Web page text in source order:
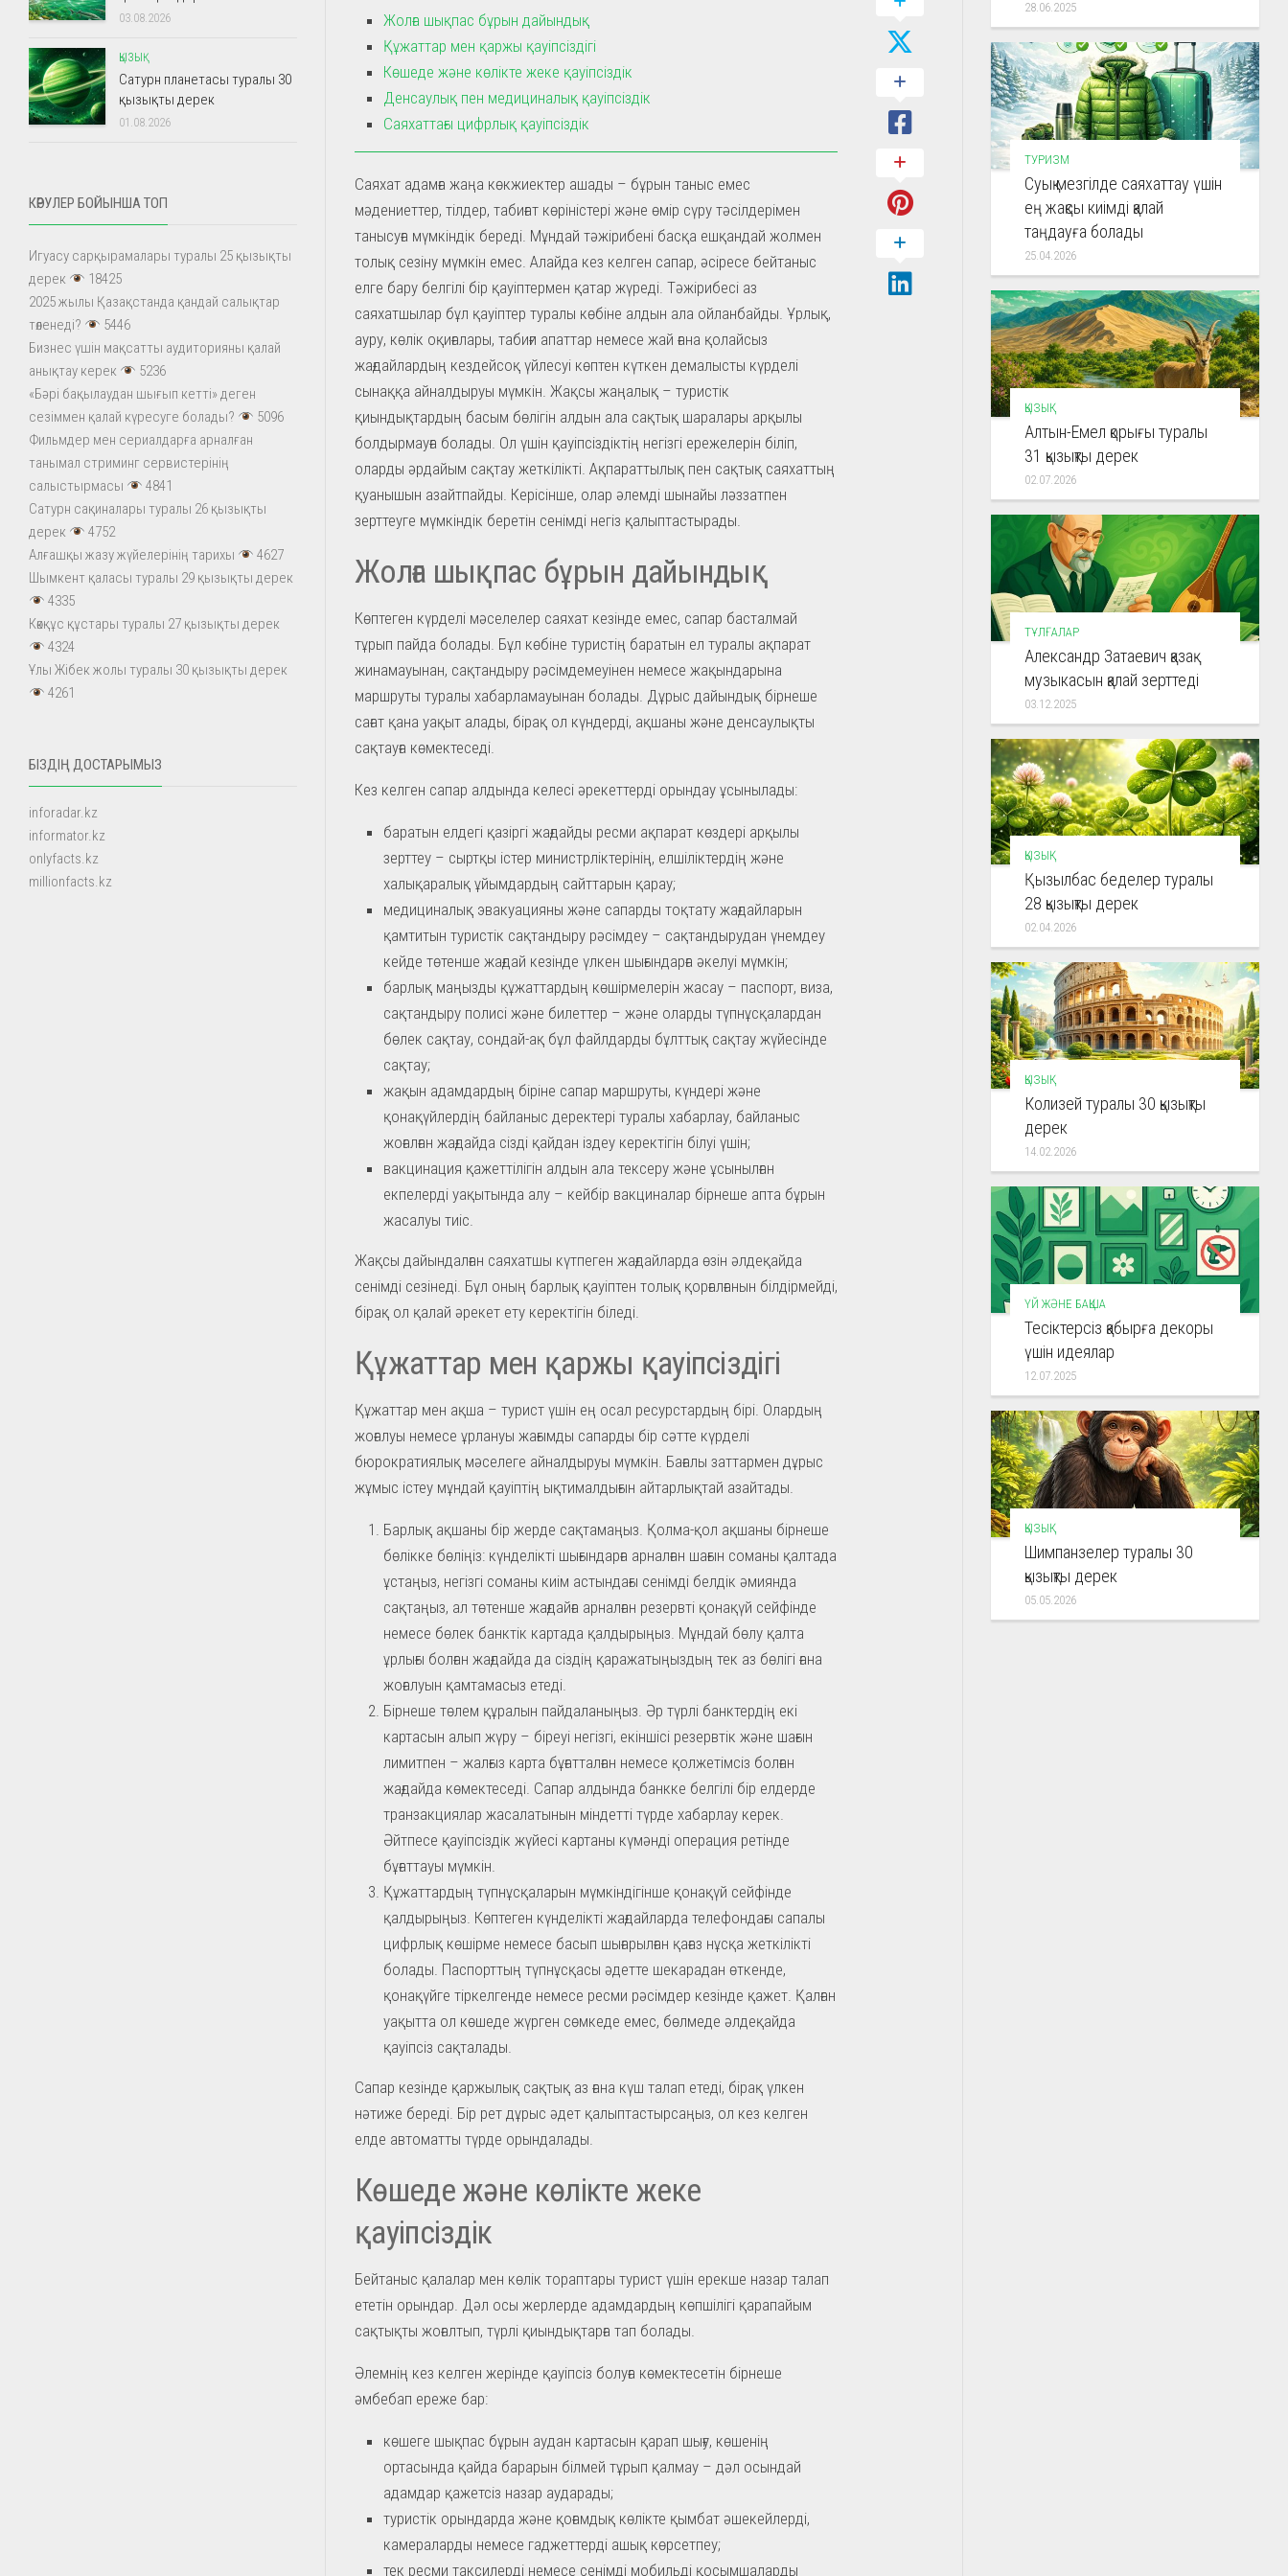
Жолға шықпас бұрын дайындық
Құжаттар мен қаржы қауіпсіздігі
Көшеде және көлікте жеке қауіпсіздік
Денсаулық пен медициналық қауіпсіздік
Саяхаттағы цифрлық қауіпсіздік
Саяхат адамға жаңа көкжиектер ашады – бұрын таныс емес
мәдениеттер, тілдер, табиғат көріністері және өмір сүру тәсілдерімен
танысуға мүмкіндік береді. Мұндай тәжірибені басқа ешқандай жолмен
толық сезіну мүмкін емес. Алайда кез келген сапар, әсіресе бейтаныс
елге бару белгілі бір қауіптермен қатар жүреді. Тәжірибесі аз
саяхатшылар бұл қауіптер туралы көбіне алдын ала ойланбайды. Ұрлық,
ауру, көлік оқиғалары, табиғи апаттар немесе жай ғана қолайсыз
жағдайлардың кездейсоқ үйлесуі көптен күткен демалысты күрделі
сынаққа айналдыруы мүмкін. Жақсы жаңалық – туристік
қиындықтардың басым бөлігін алдын ала сақтық шаралары арқылы
болдырмауға болады. Ол үшін қауіпсіздіктің негізгі ережелерін біліп,
оларды әрдайым сақтау жеткілікті. Ақпараттылық пен сақтық саяхаттың
қуанышын азайтпайды. Керісінше, олар әлемді шынайы ләззатпен
зерттеуге мүмкіндік беретін сенімді негіз қалыптастырады.
Жолға шықпас бұрын дайындық
Көптеген күрделі мәселелер саяхат кезінде емес, сапар басталмай
тұрып пайда болады. Бұл көбіне туристің баратын ел туралы ақпарат
жинамауынан, сақтандыру рәсімдемеуінен немесе жақындарына
маршруты туралы хабарламауынан болады. Дұрыс дайындық бірнеше
сағат қана уақыт алады, бірақ ол күндерді, ақшаны және денсаулықты
сақтауға көмектеседі.
Кез келген сапар алдында келесі әрекеттерді орындау ұсынылады:
баратын елдегі қазіргі жағдайды ресми ақпарат көздері арқылы
зерттеу – сыртқы істер министрліктерінің, елшіліктердің және
халықаралық ұйымдардың сайттарын қарау;
медициналық эвакуацияны және сапарды тоқтату жағдайларын
қамтитын туристік сақтандыру рәсімдеу – сақтандырудан үнемдеу
кейде төтенше жағдай кезінде үлкен шығындарға әкелуі мүмкін;
барлық маңызды құжаттардың көшірмелерін жасау – паспорт, виза,
сақтандыру полисі және билеттер – және оларды түпнұсқалардан
бөлек сақтау, сондай-ақ бұл файлдарды бұлттық сақтау жүйесінде
сақтау;
жақын адамдардың біріне сапар маршруты, күндері және
қонақүйлердің байланыс деректері туралы хабарлау, байланыс
жоғалған жағдайда сізді қайдан іздеу керектігін білуі үшін;
вакцинация қажеттілігін алдын ала тексеру және ұсынылған
екпелерді уақытында алу – кейбір вакциналар бірнеше апта бұрын
жасалуы тиіс.
Жақсы дайындалған саяхатшы күтпеген жағдайларда өзін әлдеқайда
сенімді сезінеді. Бұл оның барлық қауіптен толық қорғалғанын білдірмейді,
бірақ ол қалай әрекет ету керектігін біледі.
Құжаттар мен қаржы қауіпсіздігі
Құжаттар мен ақша – турист үшін ең осал ресурстардың бірі. Олардың
жоғалуы немесе ұрлануы жағымды сапарды бір сәтте күрделі
бюрократиялық мәселеге айналдыруы мүмкін. Бағалы заттармен дұрыс
жұмыс істеу мұндай қауіптің ықтималдығын айтарлықтай азайтады.
Барлық ақшаны бір жерде сақтамаңыз. Қолма-қол ақшаны бірнеше
бөлікке бөліңіз: күнделікті шығындарға арналған шағын соманы қалтада
ұстаңыз, негізгі соманы киім астындағы сенімді белдік әмиянда
сақтаңыз, ал төтенше жағдайға арналған резервті қонақүй сейфінде
немесе бөлек банктік картада қалдырыңыз. Мұндай бөлу қалта
ұрлығы болған жағдайда да сіздің қаражатыңыздың тек аз бөлігі ғана
жоғалуын қамтамасыз етеді.
Бірнеше төлем құралын пайдаланыңыз. Әр түрлі банктердің екі
картасын алып жүру – біреуі негізгі, екіншісі резервтік және шағын
лимитпен – жалғыз карта бұғатталған немесе қолжетімсіз болған
жағдайда көмектеседі. Сапар алдында банкке белгілі бір елдерде
транзакциялар жасалатынын міндетті түрде хабарлау керек.
Әйтпесе қауіпсіздік жүйесі картаны күмәнді операция ретінде
бұғаттауы мүмкін.
Құжаттардың түпнұсқаларын мүмкіндігінше қонақүй сейфінде
қалдырыңыз. Көптеген күнделікті жағдайларда телефондағы сапалы
цифрлық көшірме немесе басып шығарылған қағаз нұсқа жеткілікті
болады. Паспорттың түпнұсқасы әдетте шекарадан өткенде,
қонақүйге тіркелгенде немесе ресми рәсімдер кезінде қажет. Қалған
уақытта ол көшеде жүрген сөмкеде емес, бөлмеде әлдеқайда
қауіпсіз сақталады.
Сапар кезінде қаржылық сақтық аз ғана күш талап етеді, бірақ үлкен
нәтиже береді. Бір рет дұрыс әдет қалыптастырсаңыз, ол кез келген
елде автоматты түрде орындалады.
Көшеде және көлікте жеке
қауіпсіздік
Бейтаныс қалалар мен көлік тораптары турист үшін ерекше назар талап
ететін орындар. Дәл осы жерлерде адамдардың көпшілігі қарапайым
сақтықты жоғалтып, түрлі қиындықтарға тап болады.
Әлемнің кез келген жерінде қауіпсіз болуға көмектесетін бірнеше
әмбебап ереже бар:
көшеге шықпас бұрын аудан картасын қарап шығу, көшенің
ортасында қайда барарын білмей тұрып қалмау – дәл осындай
адамдар қажетсіз назар аударады;
туристік орындарда және қоғамдық көлікте қымбат әшекейлерді,
камераларды немесе гаджеттерді ашық көрсетпеу;
тек ресми таксилерді немесе сенімді мобильді қосымшаларды
03.08.2026
ҚЫЗЫҚ
Сатурн планетасы туралы 30
қызықты дерек
01.08.2026
КӨРУЛЕР БОЙЫНША ТОП
Игуасу сарқырамалары туралы 25 қызықты
дерек
18425
2025 жылы Қазақстанда қандай салықтар
төленеді?
5446
Бизнес үшін мақсатты аудиторияны қалай
анықтау керек
5236
«Бәрі бақылаудан шығып кетті» деген
сезіммен қалай күресуге болады?
5096
Фильмдер мен сериалдарға арналған
танымал стриминг сервистерінің
салыстырмасы
4841
Сатурн сақиналары туралы 26 қызықты
дерек
4752
Алғашқы жазу жүйелерінің тарихы
4627
Шымкент қаласы туралы 29 қызықты дерек
4335
Көкқұс құстары туралы 27 қызықты дерек
4324
Ұлы Жібек жолы туралы 30 қызықты дерек
4261
БІЗДІҢ ДОСТАРЫМЫЗ
inforadar.kz
informator.kz
onlyfacts.kz
millionfacts.kz
28.06.2025
ТУРИЗМ
Суық мезгілде саяхаттау үшін
ең жақсы киімді қалай
таңдауға болады
25.04.2026
ҚЫЗЫҚ
Алтын-Емел қорығы туралы
31 қызықты дерек
02.07.2026
ТҰЛҒАЛАР
Александр Затаевич қазақ
музыкасын қалай зерттеді
03.12.2025
ҚЫЗЫҚ
Қызылбас беделер туралы
28 қызықты дерек
02.04.2026
ҚЫЗЫҚ
Колизей туралы 30 қызықты
дерек
14.02.2026
ҮЙ ЖӘНЕ БАҚША
Тесіктерсіз қабырға декоры
үшін идеялар
12.07.2025
ҚЫЗЫҚ
Шимпанзелер туралы 30
қызықты дерек
05.05.2026